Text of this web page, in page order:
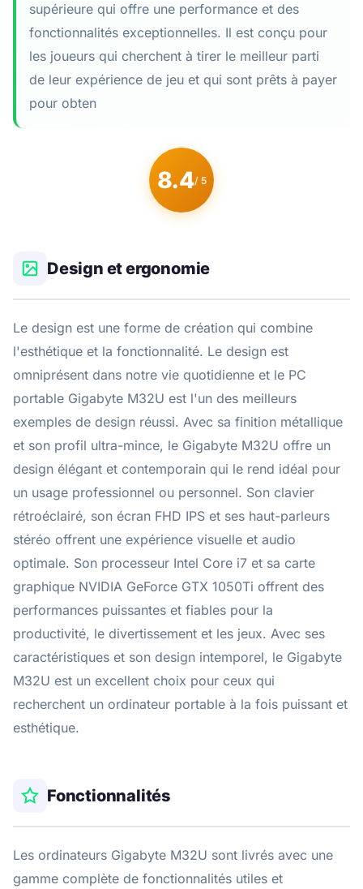
supérieure qui offre une performance et des
fonctionnalités exceptionnelles. Il est conçu pour
les joueurs qui cherchent à tirer le meilleur parti
de leur expérience de jeu et qui sont prêts à payer
pour obten
8.4/ 5
Design et ergonomie
Le design est une forme de création qui combine
l'esthétique et la fonctionnalité. Le design est
omniprésent dans notre vie quotidienne et le PC
portable Gigabyte M32U est l'un des meilleurs
exemples de design réussi. Avec sa finition métallique
et son profil ultra-mince, le Gigabyte M32U offre un
design élégant et contemporain qui le rend idéal pour
un usage professionnel ou personnel. Son clavier
rétroéclairé, son écran FHD IPS et ses haut-parleurs
stéréo offrent une expérience visuelle et audio
optimale. Son processeur Intel Core i7 et sa carte
graphique NVIDIA GeForce GTX 1050Ti offrent des
performances puissantes et fiables pour la
productivité, le divertissement et les jeux. Avec ses
caractéristiques et son design intemporel, le Gigabyte
M32U est un excellent choix pour ceux qui
recherchent un ordinateur portable à la fois puissant et
esthétique.
Fonctionnalités
Les ordinateurs Gigabyte M32U sont livrés avec une
gamme complète de fonctionnalités utiles et